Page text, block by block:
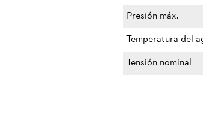
Presión máx.
Temperatura del
Tensión nominal